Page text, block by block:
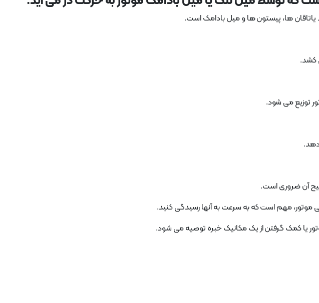
ها، پیستون ها و میل بادامک است.
کشد.
توزیع می شود.
آن ضروری است.
موتور، مهم است که به سرعت به آنها رسیدگی کنید.